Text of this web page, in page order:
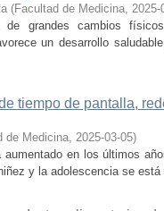
(Facultad de Medicina, 2025-
grandes cambios
un desarrollo
tiempo de pantalla,
de Medicina, 2025-03-05)
en los últimos
y la adolescencia se